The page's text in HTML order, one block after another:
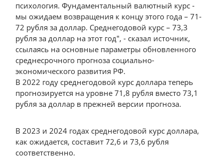
психология. Фундаментальный валютный курс -
мы ожидаем возвращения к концу этого года – 71-
72 рубля за доллар. Среднегодовой курс – 73,3
рубля за доллар на этот год", - сказал источник,
ссылаясь на основные параметры обновленного
среднесрочного прогноза социально-
экономического развития РФ.
В 2022 году среднегодовой курс доллара теперь
прогнозируется на уровне 71,8 рубля вместо 73,1
рубля за доллар в прежней версии прогноза.
В 2023 и 2024 годах среднегодовой курс доллара,
как ожидается, составит 72,6 и 73,6 рубля
соответственно.